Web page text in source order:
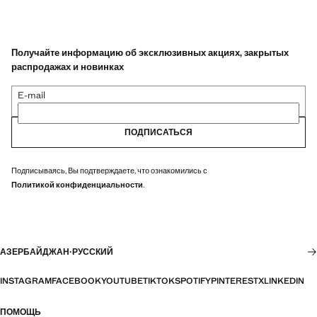
Получайте информацию об эксклюзивных акциях, закрытых
распродажах и новинках
E-mail
ПОДПИСАТЬСЯ
Подписываясь, Вы подтверждаете, что ознакомились с
Политикой конфиденциальности.
АЗЕРБАЙДЖАН·РУССКИЙ
INSTAGRAMFACEBOOKYOUTUBETIKTOKSPOTIFYPINTERESTXLINKEDIN
ПОМОЩЬ